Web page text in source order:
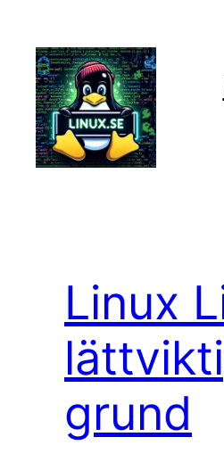
innehåll
Linux
grund